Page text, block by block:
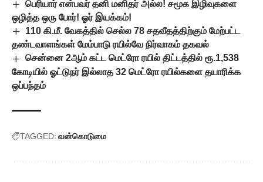
பெரியார் என்பவர் தனி மனிதர் அல்ல! சமூக இழிவுகளை
ஒழித்த ஒரு போர்! ஓர் இயக்கம்!
110 கி.மீ. வேகத்தில் செல்ல 78 சதவீதத்திற்கும் மேற்பட்ட
தண்டவாளங்கள் மேம்பாடு ரயில்வே நிர்வாகம் தகவல்
சென்னை 2ஆம் கட்ட மெட்ரோ ரயில் திட்டத்தில் ரூ.1,538
கோடியில் ஓட்டுநர் இல்லாத 32 மெட்ரோ ரயில்களை தயாரிக்க
ஒப்பந்தம்
TAGGED: வன்கொடுமை